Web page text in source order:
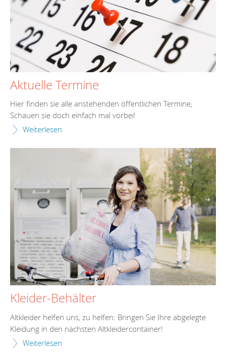
Aktuelle Termine
Hier finden sie alle anstehenden öffentlichen Termine,
Schauen sie doch einfach mal vorbei!
Weiterlesen
Kleider-Behälter
Altkleider helfen uns, zu helfen: Bringen Sie Ihre abgelegte
Kleidung in den nächsten Altkleidercontainer!
Weiterlesen